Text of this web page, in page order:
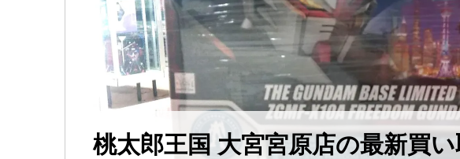
桃太郎王国 大宮宮原店の最新買